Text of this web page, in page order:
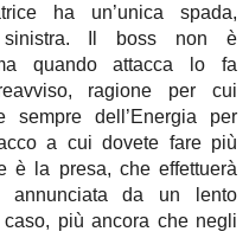
ha un’unica spada,
sinistra. Il boss non è
quando attacca lo fa
ragione per cui
sempre dell’Energia per
a cui dovete fare più
è la presa, che effettuerà
da un lento
più ancora che negli